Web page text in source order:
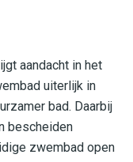
aandacht in het
uiterlijk in
bad. Daarbij
bescheiden
zwembad open